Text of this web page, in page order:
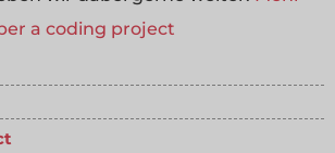
a coding project